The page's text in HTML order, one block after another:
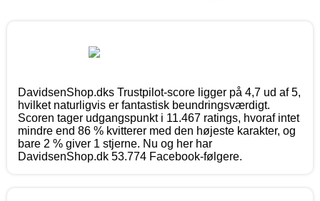
DavidsenShop.dks Trustpilot-score ligger på 4,7 ud af 5,
hvilket naturligvis er fantastisk beundringsværdigt.
Scoren tager udgangspunkt i 11.467 ratings, hvoraf intet
mindre end 86 % kvitterer med den højeste karakter, og
bare 2 % giver 1 stjerne. Nu og her har
DavidsenShop.dk 53.774 Facebook-følgere.